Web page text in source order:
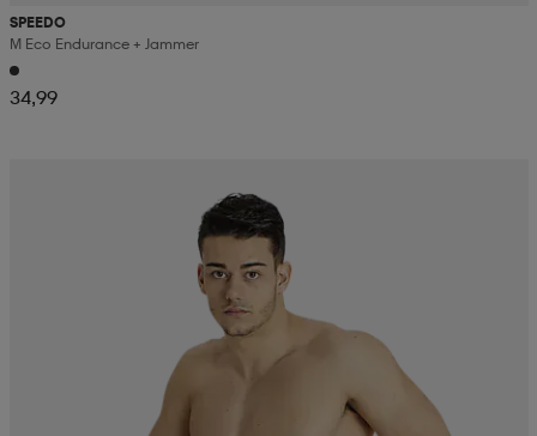
SPEEDO
M Eco Endurance + Jammer
34,99